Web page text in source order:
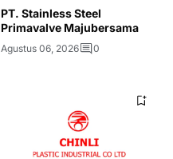
PT. Stainless Steel
Primavalve Majubersama
Agustus 06, 2026 0